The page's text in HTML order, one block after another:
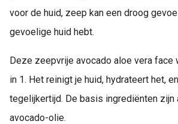
voor de huid, zeep kan een droog
gevoelige huid hebt.
Deze zeepvrije avocado aloe vera face
in 1. Het reinigt je huid, hydrateert het,
tegelijkertijd. De basis ingrediënten zijn
avocado-olie.